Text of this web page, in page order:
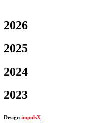
2026
2025
2024
2023
Design impulsX